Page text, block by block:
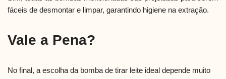
fáceis de desmontar e limpar, garantindo higiene na extração.
Vale a Pena?
No final, a escolha da bomba de tirar leite ideal depende muito